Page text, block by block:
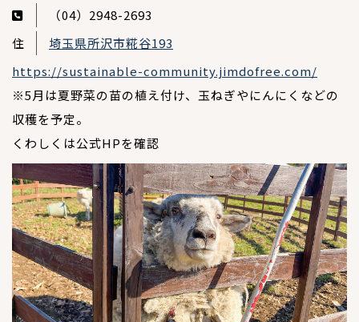
（04）2948-2693
住
埼玉県所沢市糀谷193
https://sustainable-community.jimdofree.com/
※5月は夏野菜の苗の植え付け、玉ねぎやにんにくなどの
収穫を予定。
くわしくは公式HPを確認